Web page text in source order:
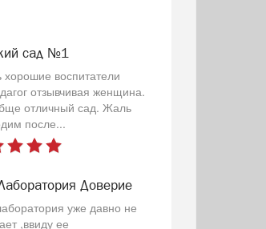
сад №1
хорошие воспитатели
отзывчивая женщина.
отличный сад. Жаль
после...
Доверие
уже давно не
,ввиду ее